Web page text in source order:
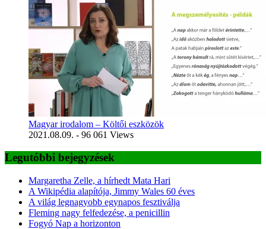
Magyar irodalom – Költői eszközök
2021.08.09. - 96 061 Views
Legutóbbi bejegyzések
Margaretha Zelle, a hírhedt Mata Hari
A Wikipédia alapítója, Jimmy Wales 60 éves
A világ legnagyobb egynapos fesztiválja
Fleming nagy felfedezése, a penicillin
Fogyó Nap a horizonton